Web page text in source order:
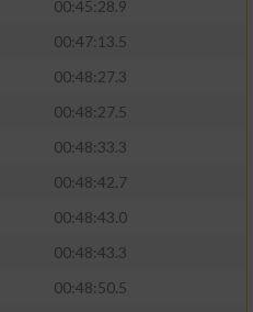
00:45:28.9
00:47:13.5
00:48:27.3
00:48:27.5
00:48:33.3
00:48:42.7
00:48:43.0
00:48:43.3
00:48:50.5